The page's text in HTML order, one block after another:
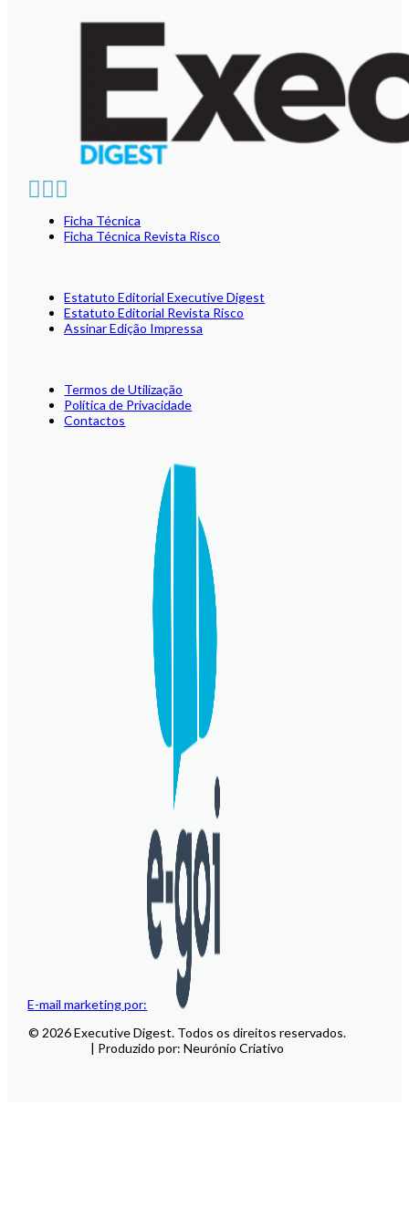
E-mail marketing por:
Ficha Técnica
Ficha Técnica Revista Risco
Estatuto Editorial Executive Digest
Estatuto Editorial Revista Risco
Assinar Edição Impressa
Termos de Utilização
Política de Privacidade
Contactos
© 2026 Executive Digest. Todos os direitos reservados.
| Produzido por: Neurónio Criativo